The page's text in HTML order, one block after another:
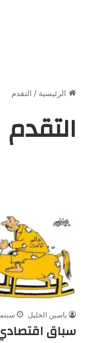
الرئيسية / التقدم
التقدم
ياسين الخليل سبتمبر 11,
سباق